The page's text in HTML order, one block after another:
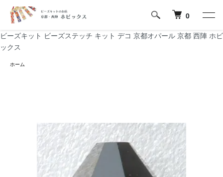
ビーズキット ビーズステッチ キット デコ 京都オパール 京都 西陣 ホビ
ックス
0
ホーム